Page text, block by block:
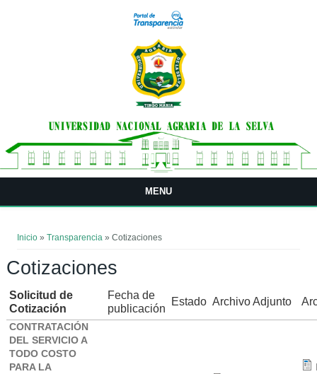
MENU
Inicio »Transparencia » Cotizaciones
Cotizaciones
Solicitud de
Cotización
Fecha de
publicación
Estado Archivo Adjunto
CONTRATACIÓN
DEL SERVICIO A
TODO COSTO
PARA LA